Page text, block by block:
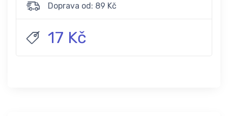
Doprava od: 89 Kč
17 Kč